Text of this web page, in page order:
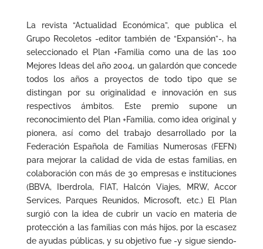
La revista “Actualidad Económica”, que publica el
Grupo Recoletos -editor también de “Expansión”-, ha
seleccionado el Plan +Familia como una de las 100
Mejores Ideas del año 2004, un galardón que concede
todos los años a proyectos de todo tipo que se
distingan por su originalidad e innovación en sus
respectivos ámbitos. Este premio supone un
reconocimiento del Plan +Familia, como idea original y
pionera, así como del trabajo desarrollado por la
Federación Española de Familias Numerosas (FEFN)
para mejorar la calidad de vida de estas familias, en
colaboración con más de 30 empresas e instituciones
(BBVA, Iberdrola, FIAT, Halcón Viajes, MRW, Accor
Services, Parques Reunidos, Microsoft, etc.) El Plan
surgió con la idea de cubrir un vacío en materia de
protección a las familias con más hijos, por la escasez
de ayudas públicas, y su objetivo fue -y sigue siendo-